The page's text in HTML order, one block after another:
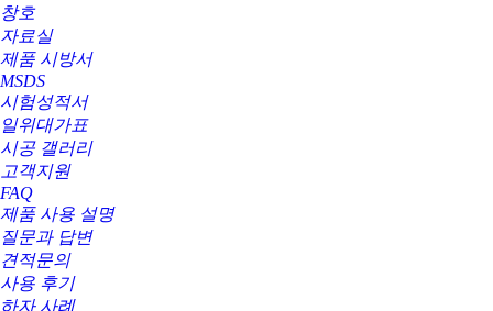
창호
자료실
제품 시방서
MSDS
시험성적서
일위대가표
시공 갤러리
고객지원
FAQ
제품 사용 설명
질문과 답변
견적문의
사용 후기
하자 사례